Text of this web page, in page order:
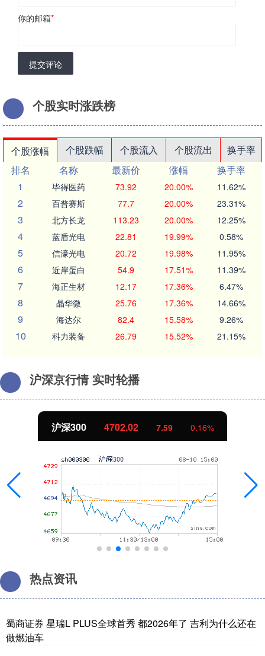
你的邮箱*
提交评论
个股实时涨跌榜
个股涨幅 个股跌幅 个股流入 个股流出
换手率
排名
名称 最新价 涨幅
换手率
1
毕得医药 73.92 20.00% 11.62%
2 百普赛斯 77.7 20.00% 23.31%
3 北方长龙 113.23 20.00% 12.25%
4 蓝盾光电 22.81 19.99% 0.58%
5 信濠光电 20.72 19.98% 11.95%
6 近岸蛋白 54.9 17.51% 11.39%
7 海正生材 12.17 17.36% 6.47%
8 晶华微 25.76 17.36% 14.66%
9 海达尔 82.4 15.58% 9.26%
10 科力装备 26.79 15.52% 21.15%
沪深京行情 实时轮播
沪深300 4702.02 7.59 0.16%
热点资讯
蜀商证券 星瑞L PLUS全球首秀 都2026年了 吉利为什么还在
做燃油车